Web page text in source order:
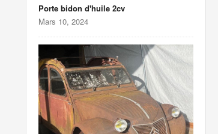
Porte bidon d'huile 2cv
Mars 10, 2024